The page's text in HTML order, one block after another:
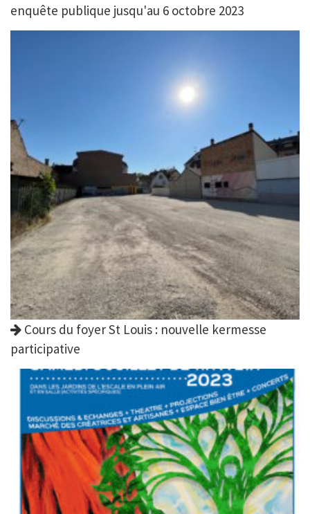
enquête publique jusqu'au 6 octobre 2023
Cours du foyer St Louis : nouvelle kermesse
participative